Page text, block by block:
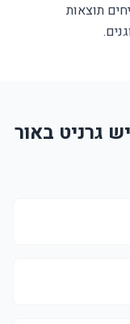
תוצאות
7 לפוליש גרניט באור